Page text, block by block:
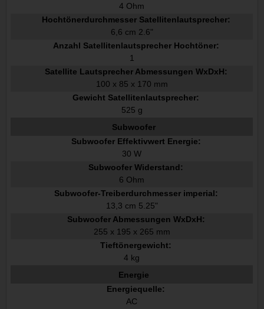
4 Ohm
Hochtönerdurchmesser Satellitenlautsprecher:
6,6 cm 2.6"
Anzahl Satellitenlautsprecher Hochtöner:
1
Satellite Lautsprecher Abmessungen WxDxH:
100 x 85 x 170 mm
Gewicht Satellitenlautsprecher:
525 g
Subwoofer
Subwoofer Effektivwert Energie:
30 W
Subwoofer Widerstand:
6 Ohm
Subwoofer-Treiberdurchmesser imperial:
13,3 cm 5.25"
Subwoofer Abmessungen WxDxH:
255 x 195 x 265 mm
Tieftönergewicht:
4 kg
Energie
Energiequelle:
AC